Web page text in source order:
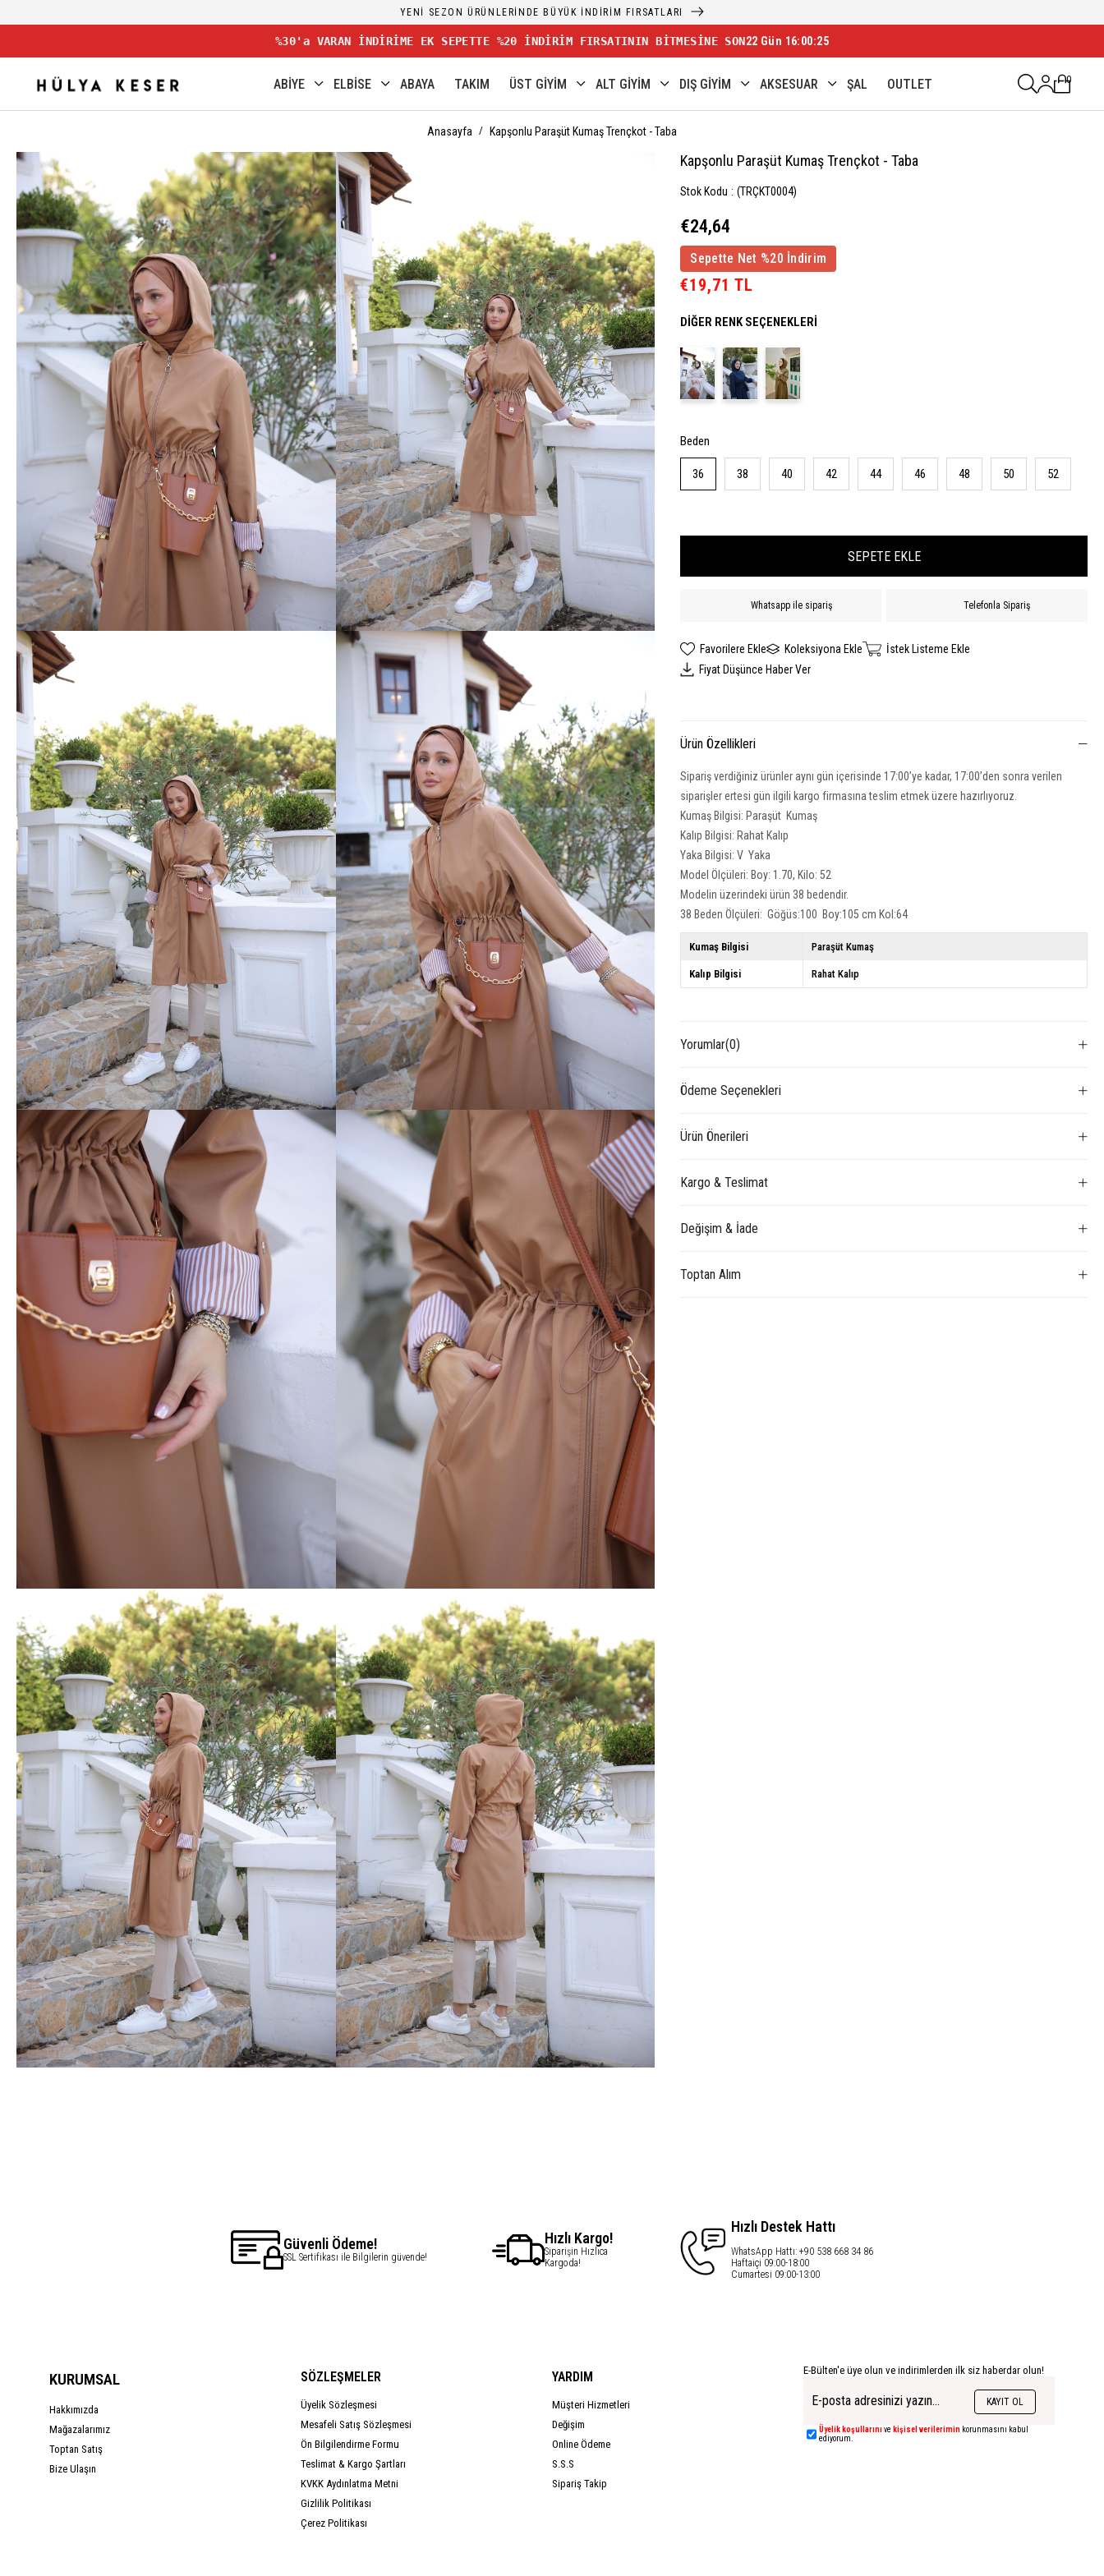
YENİ SEZON ÜRÜNLERİNDE BÜYÜK İNDİRİM FIRSATLARI
%30'a VARAN İNDİRİME EK SEPETTE %20 İNDİRİM FIRSATININ BİTMESİNE SON22 Gün 16:00:24
ABİYE ELBİSE ABAYA TAKIM ÜST GİYİM ALT GİYİM DIŞ GİYİM AKSESUAR ŞAL OUTLET 0
Anasayfa Kapşonlu Paraşüt Kumaş Trençkot - Taba
Kapşonlu Paraşüt Kumaş Trençkot - Taba
Stok Kodu (TRÇKT0004)
€24,64
Sepette Net %20 İndirim
€19,71 TL
DIĞER RENK SEÇENEKLERI
Beden
36 38 40 42 44 46 48 50 52
Whatsapp ile sipariş Telefonla Sipariş
Favorilere Ekle Koleksiyona Ekle
İstek Listeme Ekle
Fiyat Düşünce Haber Ver
Ürün Özellikleri
Sipariş verdiğiniz ürünler aynı gün içerisinde 17:00’ye kadar, 17:00’den sonra verilen
siparişler ertesi gün ilgili kargo firmasına teslim etmek üzere hazırlıyoruz.
Kumaş Bilgisi: Paraşüt Kumaş
Kalıp Bilgisi: Rahat Kalıp
Yaka Bilgisi: V Yaka
Model Ölçüleri: Boy: 1.70, Kilo: 52
Modelin üzerindeki ürün 38 bedendir.
38 Beden Ölçüleri: Göğüs:100 Boy:105 cm Kol:64
Kumaş Bilgisi Paraşüt Kumaş
Kalıp Bilgisi Rahat Kalıp
Yorumlar(0)
Ödeme Seçenekleri
Ürün Önerileri
Kargo & Teslimat
Değişim & İade
Toptan Alım
Güvenli Ödeme!
SSL Sertifikası ile Bilgilerin güvende!
Hızlı Kargo!
Siparişin Hızlıca
Kargoda!
Hızlı Destek Hattı
WhatsApp Hattı: +90 538 668 34 86
Haftaiçi 09:00-18:00
Cumartesi 09:00-13:00
KURUMSAL
Hakkımızda
Mağazalarımız
Toptan Satış
Bize Ulaşın
SÖZLEŞMELER
Üyelik Sözleşmesi
Mesafeli Satış Sözleşmesi
Ön Bilgilendirme Formu
Teslimat & Kargo Şartları
KVKK Aydınlatma Metni
Gizlilik Politikası
Çerez Politikası
YARDIM
Müşteri Hizmetleri
Değişim
Online Ödeme
S.S.S
Sipariş Takip
E-Bülten'e üye olun ve indirimlerden ilk siz haberdar olun!
KAYIT OL
Üyelik koşullarınıve kişisel verilerimin korunmasını kabul
ediyorum.